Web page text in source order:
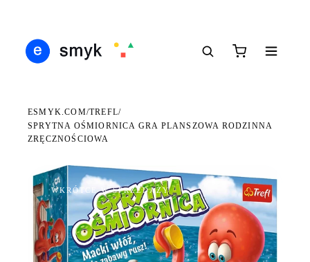
ESMYK.COM/TREFL/
SPRYTNA OŚMIORNICA GRA PLANSZOWA RODZINNA
ZRĘCZNOŚCIOWA
WKRÓTCE W SPRZEDAŻY